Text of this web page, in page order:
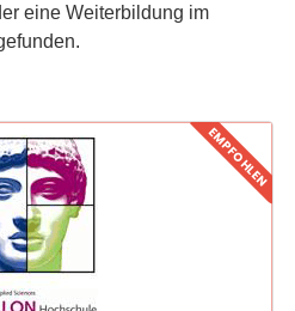
eine Weiterbildung im
EMPFOHLEN